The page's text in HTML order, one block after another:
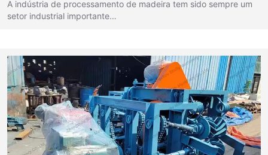
A indústria de processamento de madeira tem sido sempre um
setor industrial importante…